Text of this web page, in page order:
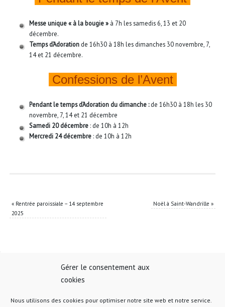
Gérer le consentement aux
cookies
Nous utilisons des cookies pour optimiser notre site web et notre service.
Messe unique « à la bougie »à 7h les samedis 6, 13 et 20
décembre.
Temps d’Adorationde 16h30 à 18h les dimanches 30 novembre, 7,
14 et 21 décembre.
Confessions de l’Avent
Pendant le temps d’Adoration du dimanche :de 16h30 à 18h les 30
novembre, 7, 14 et 21 décembre
Samedi 20 décembre: de 10h à 12h
Mercredi 24 décembre: de 10h à 12h
«Rentrée paroissiale – 14 septembre
2025
Noël à Saint-Wandrille»
Barre Latérale 1